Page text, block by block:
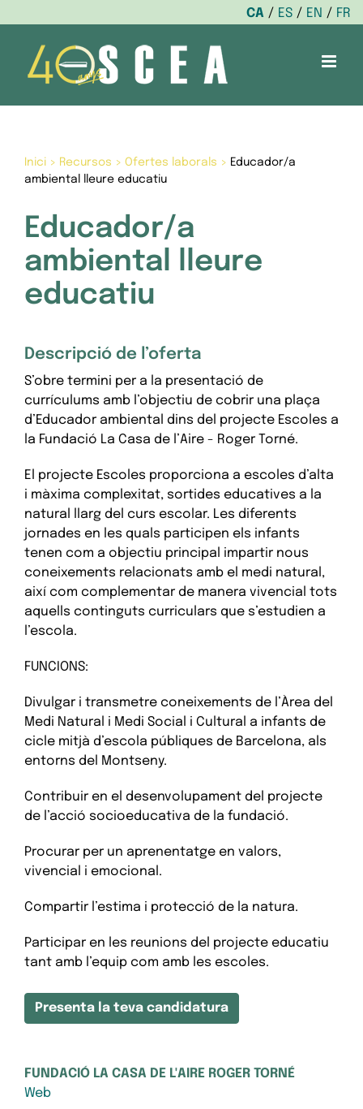
CA ES EN
FR
content
Inici> Recursos > Ofertes laborals > Educador/a
ambiental lleure educatiu
Educador/a
ambiental lleure
educatiu
Descripció de l’oferta
S’obre termini per a la presentació de
currículums amb l’objectiu de cobrir una plaça
d’Educador ambiental dins del projecte Escoles a
la Fundació La Casa de l’Aire - Roger Torné.
El projecte Escoles proporciona a escoles d’alta
i màxima complexitat, sortides educatives a la
natural llarg del curs escolar. Les diferents
jornades en les quals participen els infants
tenen com a objectiu principal impartir nous
coneixements relacionats amb el medi natural,
així com complementar de manera vivencial tots
aquells continguts curriculars que s’estudien a
l’escola.
FUNCIONS:
Divulgar i transmetre coneixements de l’Àrea del
Medi Natural i Medi Social i Cultural a infants de
cicle mitjà d’escola públiques de Barcelona, als
entorns del Montseny.
Contribuir en el desenvolupament del projecte
de l’acció socioeducativa de la fundació.
Procurar per un aprenentatge en valors,
vivencial i emocional.
Compartir l’estima i protecció de la natura.
Participar en les reunions del projecte educatiu
tant amb l’equip com amb les escoles.
Presenta la teva candidatura
FUNDACIÓ LA CASA DE L'AIRE ROGER TORNÉ
Web